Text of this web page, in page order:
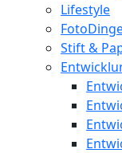
Lifestyle
Stift &